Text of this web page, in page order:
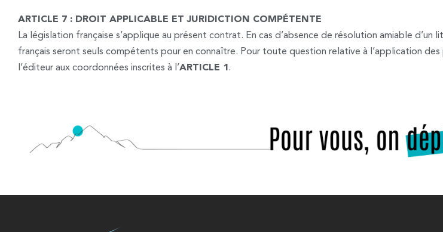
ARTICLE 7 : DROIT APPLICABLE ET JURIDICTION COMPÉTENTE
La législation française s’applique au présent contrat. En cas d’absence de résolution amiable d’un
français seront seuls compétents pour en connaître. Pour toute question relative à l’application
l’éditeur aux coordonnées inscrites à l’ARTICLE 1 .